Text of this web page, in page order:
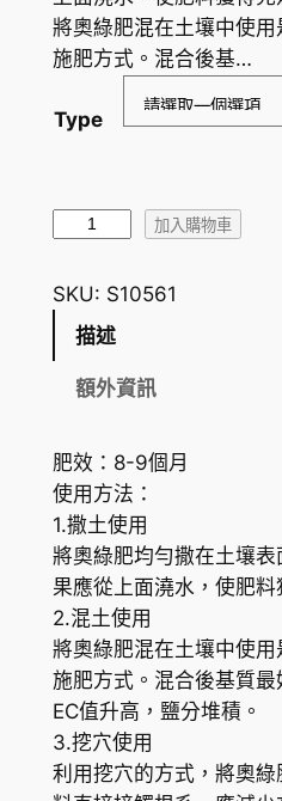
將奧綠肥混在土壤中使
施肥方式。混合後基…
Type
m
o
奧
綠
8
0
1
長
效
緩
釋
肥
-
加入購物車
SKU: S10561
描述
額外資訊
肥效：8-9個月
使用方法：
1.撒土使用
將奧綠肥均勻撒在土壤
果應從上面澆水，使肥料
2.混土使用
將奧綠肥混在土壤中使
施肥方式。混合後基質
EC值升高，鹽分堆積。
3.挖穴使用
利用挖穴的方式，將奧